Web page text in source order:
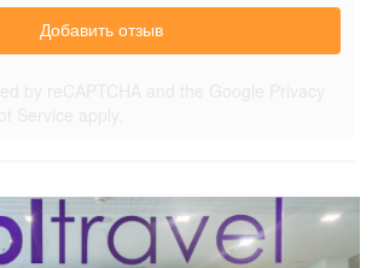
Добавить отзыв